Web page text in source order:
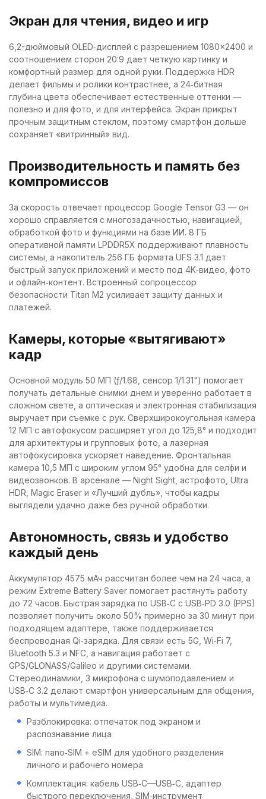
Экран для чтения, видео и игр
6,2-дюймовый OLED‑дисплей с разрешением 1080×2400 и
соотношением сторон 20:9 дает четкую картинку и
комфортный размер для одной руки. Поддержка HDR
делает фильмы и ролики контрастнее, а 24‑битная
глубина цвета обеспечивает естественные оттенки —
полезно и для фото, и для интерфейса. Экран прикрыт
прочным защитным стеклом, поэтому смартфон дольше
сохраняет «витринный» вид.
Производительность и память без
компромиссов
За скорость отвечает процессор Google Tensor G3 — он
хорошо справляется с многозадачностью, навигацией,
обработкой фото и функциями на базе ИИ. 8 ГБ
оперативной памяти LPDDR5X поддерживают плавность
системы, а накопитель 256 ГБ формата UFS 3.1 дает
быстрый запуск приложений и место под 4K‑видео, фото
и офлайн‑контент. Встроенный сопроцессор
безопасности Titan M2 усиливает защиту данных и
платежей.
Камеры, которые «вытягивают»
кадр
Основной модуль 50 МП (ƒ/1.68, сенсор 1/1.31") помогает
получать детальные снимки днем и уверенно работает в
сложном свете, а оптическая и электронная стабилизация
выручает при съемке с рук. Сверхширокоугольная камера
12 МП с автофокусом расширяет угол до 125,8° и подходит
для архитектуры и групповых фото, а лазерная
автофокусировка ускоряет наведение. Фронтальная
камера 10,5 МП с широким углом 95° удобна для селфи и
видеозвонков. В арсенале — Night Sight, астрофото, Ultra
HDR, Magic Eraser и «Лучший дубль», чтобы кадры
выглядели удачно даже без ручной обработки.
Автономность, связь и удобство
каждый день
Аккумулятор 4575 мАч рассчитан более чем на 24 часа, а
режим Extreme Battery Saver помогает растянуть работу
до 72 часов. Быстрая зарядка по USB‑C с USB‑PD 3.0 (PPS)
позволяет получить около 50% примерно за 30 минут при
подходящем адаптере, также поддерживается
беспроводная Qi‑зарядка. Для связи есть 5G, Wi‑Fi 7,
Bluetooth 5.3 и NFC, а навигация работает с
GPS/GLONASS/Galileo и другими системами.
Стереодинамики, 3 микрофона с шумоподавлением и
USB‑C 3.2 делают смартфон универсальным для общения,
работы и мультимедиа.
Разблокировка: отпечаток под экраном и
распознавание лица
SIM: nano‑SIM + eSIM для удобного разделения
личного и рабочего номера
Комплектация: кабель USB‑C—USB‑C, адаптер
быстрого переключения, SIM‑инструмент